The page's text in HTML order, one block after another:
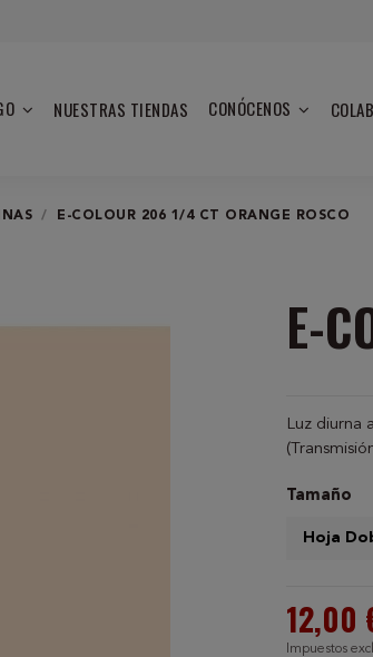
NUESTRAS TIENDAS CONÓCENOS
E-COLOUR 206 1/4 CT ORANGE ROSCO
E-
Luz diurna
Tamaño
12,00
Impuestos